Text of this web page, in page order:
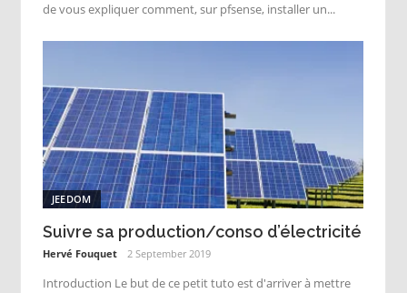
de vous expliquer comment, sur pfsense, installer un...
JEEDOM
Suivre sa production/conso d’électricité
Hervé Fouquet 2 September 2019
Introduction Le but de ce petit tuto est d'arriver à mettre